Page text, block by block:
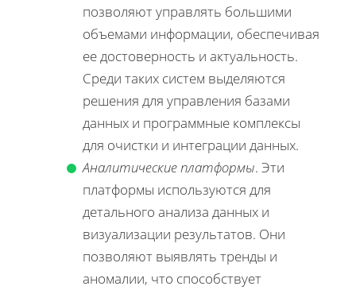
позволяют управлять большими
объемами информации, обеспечивая
ее достоверность и актуальность.
Среди таких систем выделяются
решения для управления базами
данных и программные комплексы
для очистки и интеграции данных.
Аналитические платформы. Эти
платформы используются для
детального анализа данных и
визуализации результатов. Они
позволяют выявлять тренды и
аномалии, что способствует